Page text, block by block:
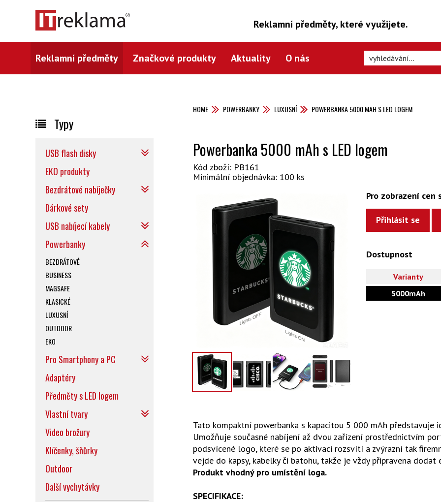
Reklamní předměty, které využijete.
Reklamní předměty Značkové produkty Aktuality O nás
HOME POWERBANKY LUXUSNÍ POWERBANKA 5000 MAH S LED LOGEM
Powerbanka 5000 mAh s LED logem
Kód zboží: PB161
Minimální objednávka: 100 ks
Pro zobrazení cen
Přihlásit se
Dostupnost
Varianty
5000mAh
Tato kompaktní powerbanka s kapacitou 5 000 mAh
Umožňuje současné nabíjení až dvou zařízení prostřednictvím
podsvícené logo, které se po aktivaci rozsvítí a zvýrazní tak
vejde do kapsy, kabelky či batohu, takže je vždy připravena dodat
Produkt vhodný pro umístění loga.
SPECIFIKACE:
Typy
USB flash disky
EKO produkty
Bezdrátové nabíječky
Dárkové sety
USB nabíjecí kabely
Powerbanky
BEZDRÁTOVÉ
BUSINESS
MAGSAFE
KLASICKÉ
LUXUSNÍ
OUTDOOR
EKO
Pro Smartphony a PC
Adaptéry
Předměty s LED logem
Vlastní tvary
Video brožury
Klíčenky, šňůrky
Outdoor
Další vychytávky